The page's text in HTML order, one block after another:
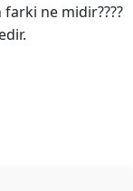
farki ne midir????